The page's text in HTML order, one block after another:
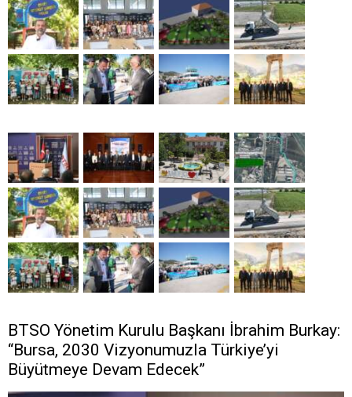
BTSO Yönetim Kurulu Başkanı İbrahim Burkay:
“Bursa, 2030 Vizyonumuzla Türkiye’yi
Büyütmeye Devam Edecek”